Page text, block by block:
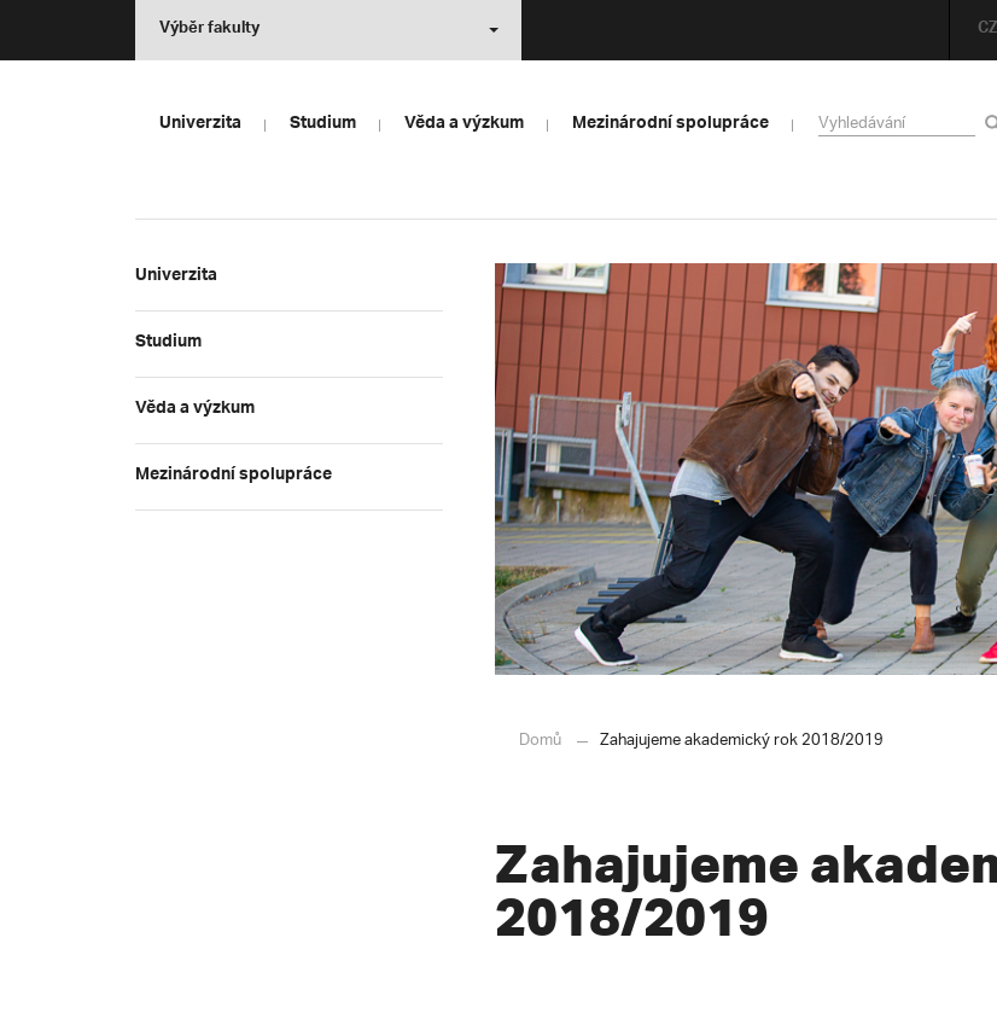
CZ
Výběr fakulty
Univerzita Studium Věda a výzkum Mezinárodní spolupráce
Univerzita
Studium
Věda a výzkum
Mezinárodní spolupráce
Domů Zahajujeme akademický rok 2018/2019
Zahajujeme
2018/2019